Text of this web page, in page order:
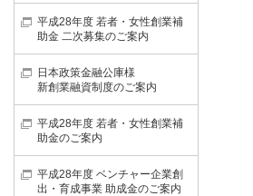
平成28年度 若者・女性創業補
助金 二次募集のご案内
日本政策金融公庫様
新創業融資制度のご案内
平成28年度 若者・女性創業補
助金のご案内
平成28年度 ベンチャー企業創
出・育成事業 助成金のご案内